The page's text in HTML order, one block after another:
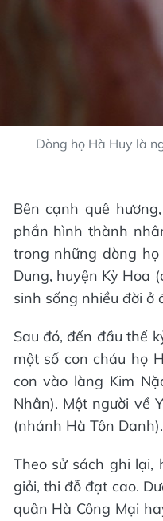
Dòng họ Hà Huy là
Bên cạnh quê
phần hình thành
trong những dòng
Dung, huyện Kỳ Hoa
sinh sống nhiều đời ở
Sau đó, đến đầu thế
một số con cháu họ
con vào làng Kim
Nhân). Một người về
(nhánh Hà Tôn Danh).
Theo sử sách ghi lại,
giỏi, thi đỗ đạt cao.
quân Hà Công Mại